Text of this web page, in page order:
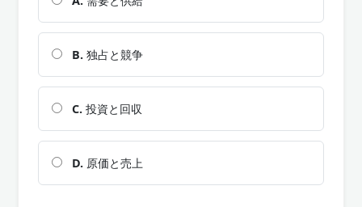
B. 独占と競争
C. 投資と回収
D. 原価と売上